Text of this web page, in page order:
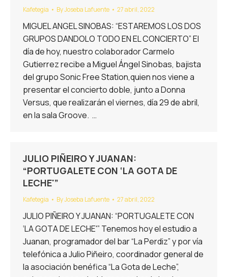
Kafetegia ByJoseba Lafuente 27 abril, 2022
MIGUEL ANGEL SINOBAS: “ESTAREMOS LOS DOS
GRUPOS DANDOLO TODO EN EL CONCIERTO” El
día de hoy, nuestro colaborador Carmelo
Gutierrez recibe a Miguel Ángel Sinobas, bajista
del grupo Sonic Free Station,quien nos viene a
presentar el concierto doble, junto a Donna
Versus, que realizarán el viernes, día 29 de abril,
en la sala Groove. …
JULIO PIÑEIRO Y JUANAN:
“PORTUGALETE CON ‘LA GOTA DE
LECHE'”
Kafetegia ByJoseba Lafuente 27 abril, 2022
JULIO PIÑEIRO Y JUANAN: “PORTUGALETE CON
‘LA GOTA DE LECHE'” Tenemos hoy el estudio a
Juanan, programador del bar “La Perdiz” y por vía
telefónica a Julio Piñeiro, coordinador general de
la asociación benéfica “La Gota de Leche”,